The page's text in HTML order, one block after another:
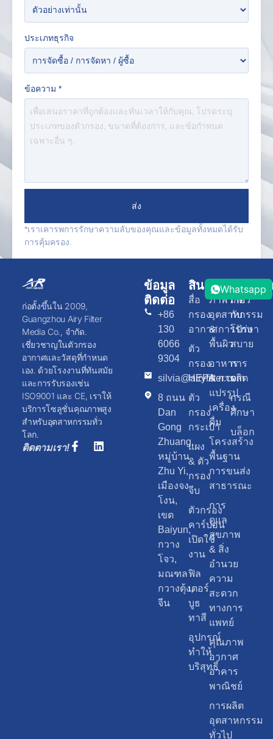
ประเภทธุรกิจ
ข้อความ *
ส่ง
*เราเคารพการรักษาความลับของคุณและข้อมูลทั้งหมดได้รับ
การคุ้มครอง.
ก่อตั้งขึ้นใน 2009,
Guangzhou Airy Filter
Media Co., จำกัด.
เชี่ยวชาญในตัวกรอง
อากาศและวัสดุที่กำหนด
เอง. ด้วยโรงงานที่ทันสมัย
และการรับรองเช่น
ISO9001 และ CE, เราให้
บริการโซลูชั่นคุณภาพสูง
สำหรับอุตสาหกรรมทั่ว
โลก.
ติดตามเรา!
สินค้า
สื่อ
กรอง
อากาศ
ตัว
กรอง
HEPA
ตัว
กรอง
กระเป๋า
แผง
& ตัว
กรอง
จีบ
ตัวกรอง
คาร์บอน
เปิดใช้
งาน
ฟิล
เตอร์
บูธ
ทาสี
อุปกรณ์
ทำให้
บริสุทธิ์
แอปพลิเคชั
ภาพวาด
อุตสาหกรรม
& การรักษา
พื้นผิว
อาหาร
& การ
แปรรูป
เครื่อง
ดื่ม
โครงสร้าง
พื้นฐาน
การขนส่ง
สาธารณะ
การ
ดูแล
สุขภาพ
& สิ่ง
อำนวย
ความ
สะดวก
ทางการ
แพทย์
คุณภาพ
อากาศ
อาคาร
พาณิชย์
การผลิต
อุตสาหกรรม
ทั่วไป
ทรัพยา
เกี่ยว
กับ
โปร่ง
สบาย
การ
ผลิต
กรณี
ศึกษา
บล็อก
ข้อมูล
ติดต่อ
+86
130
6066
9304
silvia@airyfilter.com
8 ถนน
Dan
Gong
Zhuang,
หมู่บ้าน
Zhu Yi,
เมืองจง
โงน,
เขต
Baiyun,
กวาง
โจว,
มณฑล
กวางตุ้ง,
จีน
Whatsapp